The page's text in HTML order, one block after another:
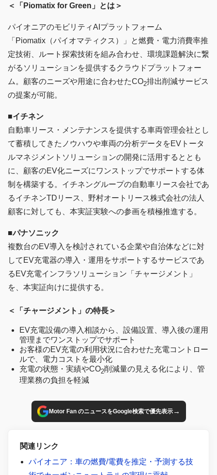
＜「Piomatix for Green」とは＞
パイオニアのモビリティAIプラットフォーム
「Piomatix（パイオマティクス）」と燃費・電力消費率推
定技術、ルート探索技術を組み合わせ、環境課題解決に繋
がるソリューションを提供するクラウドプラットフォー
ム。顧客のニーズや用途に合わせたCO2排出削減サービス
の提案が可能。
■イチネン
自動車リース・メンテナンスを提供する車両管理会社とし
て蓄積してきたノウハウや車両の分析データをEVトータ
ルマネジメントソリューションの開発に活用するととも
に、顧客のEV化ニーズにワンストップでサポートする体
制を構築する。イチネングループの自動車リース会社であ
るイチネンTDリース、野村オートリース株式会社の法人
顧客に対しても、本実証実験への参画を積極推進する。
■パナソニック
複数台のEV導入を検討されている企業や自治体などに対
してEV充電器の導入・運用をサポートするサービスであ
るEV充電インフラソリューション「チャージメント」
を、本実証向けに提供する。
＜「チャージメント」の特長＞
EV充電設備の導入相談から、設備設置、導入後の運用
管理までワンストップでサポート
お客様のEV充電の利用状況に合わせた充電コントロー
ルで、電力コストを最小化
充電の状態・実績やCO2削減量の見える化により、管
理業務の負担を軽減
Motor Fan のニュースをGoogle検索で優先表示→
関連リンク
パイオニア：車の燃費/電費を推定・予測する技